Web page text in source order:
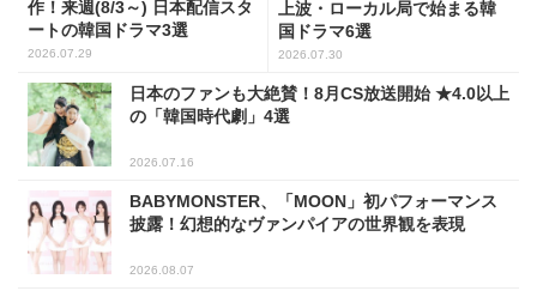
作！来週(8/3～) 日本配信スタ
ートの韓国ドラマ3選
2026.07.29
上波・ローカル局で始まる韓
国ドラマ6選
2026.07.30
日本のファンも大絶賛！8月CS放送開始 ★4.0以上
の「韓国時代劇」4選
2026.07.16
BABYMONSTER、「MOON」初パフォーマンス
披露！幻想的なヴァンパイアの世界観を表現
2026.08.07